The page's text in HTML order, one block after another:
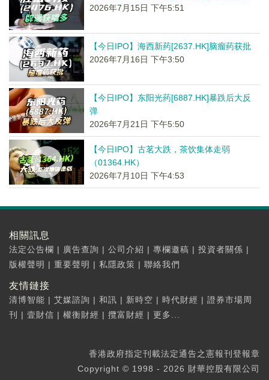
2026年7月15日 下午5:51
【今日IPO】海西新药[2637.HK]脑瘤药获批
2026年7月16日 下午3:50
【今日IPO】东阳光药[6887.HK]暴跌后大反
弹
2026年7月21日 下午5:50
【今日IPO】古茗大跌，茶饮集体走弱
（01364.HK）
2026年7月10日 下午4:53
相關訊息
法定公告欄 | 廣告查詢 | 公司介紹 | 專欄邀稿 | 投資者關係 |
版權聲明 | 重要聲明 | 私隱政策 | 聯絡我們
友情鏈接
清博智能 | 艾媒諮詢 | 和訊 | 新時空 | 時代財經 | 證券市場周
刊
| 壹財信 | 權衡財經 | 攬富財經 | 更多...
香港政府指定刊載法定通告之憲報刊登報章
Copyright © 1998 - 2026 財華控股有限公司